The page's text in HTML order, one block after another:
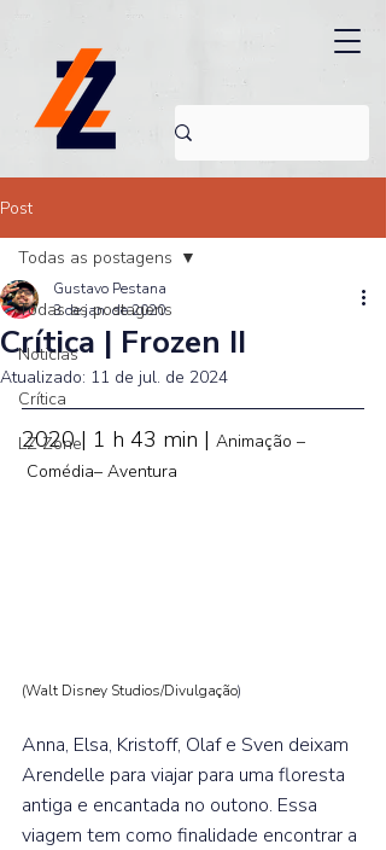
Post
Todas as postagens
Noticias
Crítica
LZ Zone
Todas as postagens
Crítica | Frozen II
Gustavo Pestana
3 de jan. de 2020
Atualizado: 11 de jul. de 2024
2020 | 1 h 43 min | Animação –
Comédia– Aventura
(Walt Disney Studios/Divulgação)
Anna, Elsa, Kristoff, Olaf e Sven deixam
Arendelle para viajar para uma floresta
antiga e encantada no outono. Essa
viagem tem como finalidade encontrar a